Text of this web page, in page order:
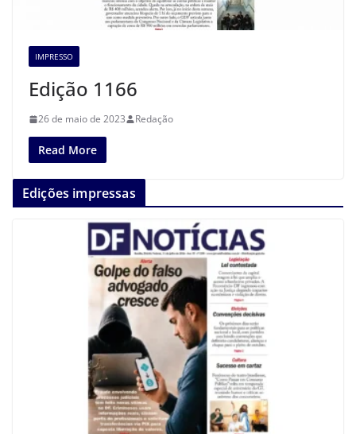
IMPRESSO
Edição 1166
26 de maio de 2023 Redação
Read More
Edições impressas